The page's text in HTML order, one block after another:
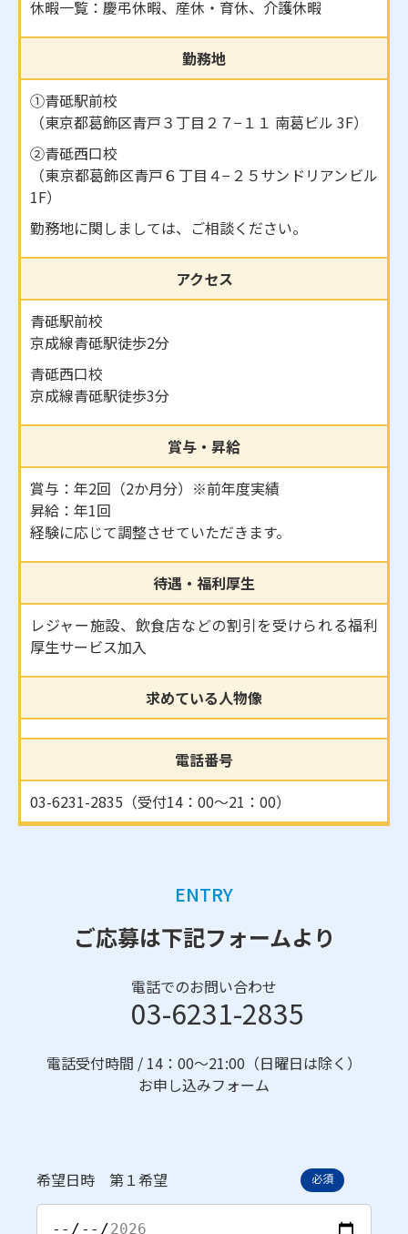
休暇一覧：慶弔休暇、産休・育休、介護休暇
勤務地
①青砥駅前校
（東京都葛飾区青戸３丁目２７−１１ 南葛ビル 3F）
②青砥西口校
（東京都葛飾区青戸６丁目４−２５サンドリアンビル
1F）
勤務地に関しましては、ご相談ください。
アクセス
青砥駅前校
京成線青砥駅徒歩2分
青砥西口校
京成線青砥駅徒歩3分
賞与・昇給
賞与：年2回（2か月分）※前年度実績
昇給：年1回
経験に応じて調整させていただきます。
待遇・福利厚生
レジャー施設、飲食店などの割引を受けられる福利
厚生サービス加入
求めている人物像
電話番号
03-6231-2835（受付14：00〜21：00）
ENTRY
ご応募は下記フォームより
電話でのお問い合わせ
03-6231-2835
電話受付時間 / 14：00〜21:00（日曜日は除く）
お申し込みフォーム
希望日時 第１希望 必須